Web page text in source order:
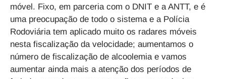
móvel. Fixo, em parceria com o DNIT e a ANTT, e é
uma preocupação de todo o sistema e a Polícia
Rodoviária tem aplicado muito os radares móveis
nesta fiscalização da velocidade; aumentamos o
número de fiscalização de alcoolemia e vamos
aumentar ainda mais a atenção dos períodos de